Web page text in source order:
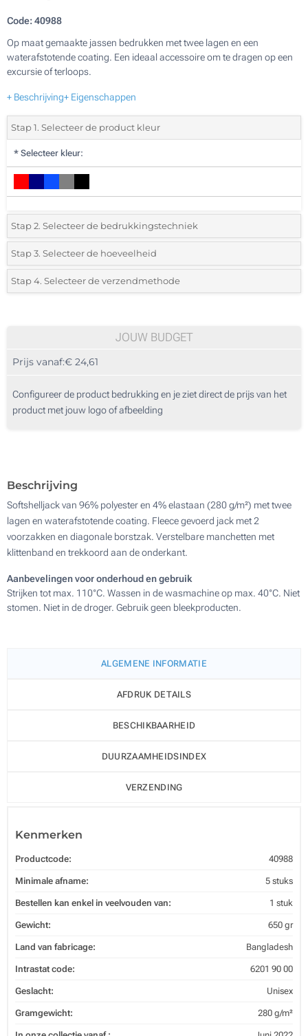
Code:40988
Op maat gemaakte jassen bedrukken met twee lagen en een
waterafstotende coating. Een ideaal accessoire om te dragen op een
excursie of terloops.
+ Beschrijving+ Eigenschappen
Stap 1. Selecteer de product kleur
* Selecteer kleur:
Stap 2. Selecteer de bedrukkingstechniek
*Selecteer de bedrukking en kleuren van het logo:
1 Kleur (Op de borst)
3 Kleuren (Op de borst)
Full colour (Op de borst)
Stap 3. Selecteer de hoeveelheid
*Selecteer het aantal 5 (Totale bestelling)
Stap 4. Selecteer de verzendmethode
JOUW BUDGET
Prijs vanaf:€ 24,61
Configureer de product bedrukking en je ziet direct de prijs van het
product met jouw logo of afbeelding
Beschrijving
Softshelljack van 96% polyester en 4% elastaan (280 g/m²) met twee
lagen en waterafstotende coating. Fleece gevoerd jack met 2
voorzakken en diagonale borstzak. Verstelbare manchetten met
klittenband en trekkoord aan de onderkant.
Aanbevelingen voor onderhoud en gebruik
Strijken tot max. 110°C. Wassen in de wasmachine op max. 40°C. Niet
stomen. Niet in de droger. Gebruik geen bleekproducten.
ALGEMENE INFORMATIE
AFDRUK DETAILS
BESCHIKBAARHEID
DUURZAAMHEIDSINDEX
VERZENDING
Kenmerken
Productcode: 40988
Minimale afname: 5 stuks
Bestellen kan enkel in veelvouden van: 1 stuk
Gewicht: 650 gr
Land van fabricage: Bangladesh
Intrastat code: 6201 90 00
Geslacht: Unisex
Gramgewicht: 280 g/m²